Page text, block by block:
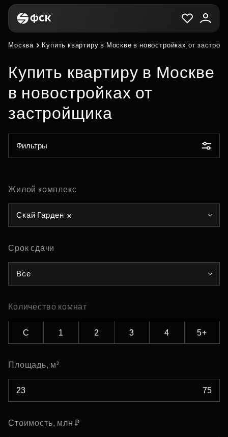
Москва Купить квартиру в Москве в новостройках от
Купить квартиру в Москве
в новостройках от
застройщика
Фильтры
Жилой комплекс
Скай Гарден
Срок сдачи
Все
Количество комнат
С 1 2 3 4 5+
Площадь, м²
Стоимость, млн ₽